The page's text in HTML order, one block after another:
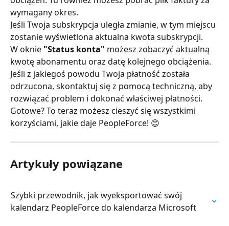
wymagany okres.
Jeśli Twoja subskrypcja uległa zmianie, w tym miejscu
zostanie wyświetlona aktualna kwota subskrypcji.
W oknie "Status konta" możesz zobaczyć aktualną
kwotę abonamentu oraz datę kolejnego obciążenia.
Jeśli z jakiegoś powodu Twoja płatność została
odrzucona, skontaktuj się z pomocą techniczną, aby
rozwiązać problem i dokonać właściwej płatności.
Gotowe? To teraz możesz cieszyć się wszystkimi
korzyściami, jakie daje PeopleForce! 😊
Artykuły powiązane
Szybki przewodnik, jak wyeksportować swój
kalendarz PeopleForce do kalendarza Microsoft